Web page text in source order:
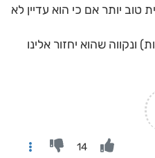
טוב יותר אם כי הוא עדיין לא
שהוא יחזור אלינו
14